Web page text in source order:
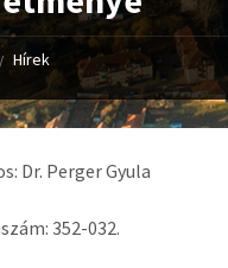
/ Hírek
Dr. Perger Gyula
352-032.